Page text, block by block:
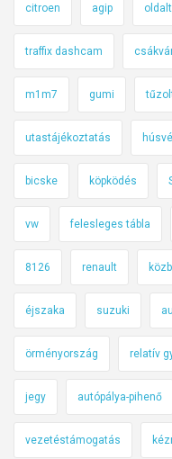
citroen agip
traffix dashcam
m1m7 gumi
utastájékoztatás
bicske köpködés
vw felesleges tábla
8126 renault
éjszaka suzuki
örményország relatív
jegy autópálya-pihenő
vezetéstámogatás